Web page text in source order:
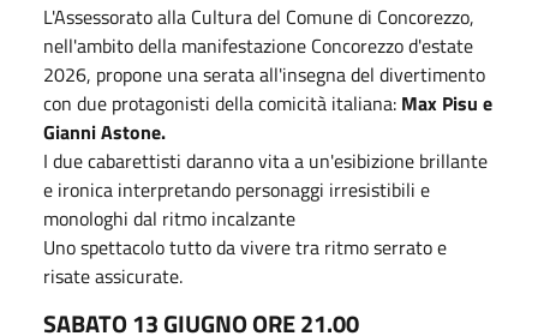
L'Assessorato alla Cultura del Comune di Concorezzo,
nell'ambito della manifestazione Concorezzo d'estate
2026, propone una serata all'insegna del divertimento
con due protagonisti della comicità italiana: Max Pisu e
Gianni Astone.
I due cabarettisti daranno vita a un'esibizione brillante
e ironica interpretando personaggi irresistibili e
monologhi dal ritmo incalzante
Uno spettacolo tutto da vivere tra ritmo serrato e
risate assicurate.
SABATO 13 GIUGNO ORE 21.00